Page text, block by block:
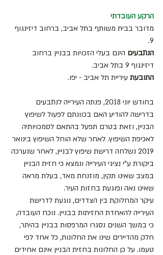
הרקע העובדתי
מדובר בבית משותף בתל אביב, ברחוב דיזינגוף
9.
הנתבעים הינם בעלי הזכויות בבניין ברחוב
דיזינגוף 9 בתל אביב.
התובעת עיריית תל אביב - יפו.
בחודש יוני 2018, פנתה העירייה לנתבעים
בדרישה להודיע האם בכוונתם לפעול לשיפוץ
הבניין, וזאת בטרם תפעל בהתאם לסמכויותיה
לאכיפת השיפוץ. לאחר שלא הוחל השיפוץ בינואר
2019 נשלחה דרישת שיפוץ לבניין, לאחר שנערכה
ביקורת ע"י נציגי העירייה ונמצא כי חזית הבניין
במצב שאינו תקין, מוזנחת מאד, בעלת מראה
שאינו נאה ופוגעת בחזות העיר.
עיקר המחלוקת בין הצדדים, נוגעת לדרישת
העירייה להאחדת החזיתות בבניין. נוכח העובדה,
כי במשך השנים נסגרו המרפסות בבניין בהיתר,
חלק מהדיירים שינו את החלונות, כל אחד לפי
טעמו. על כן החלונות בחזית הבניין אינם אחידים